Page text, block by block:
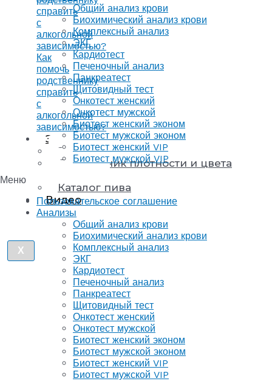
справить
с
алкогольной
зависимостью?
Как
помочь
родственнику
справить
с
алкогольной
зависимостью?
Энциклопедия
Энциклопедия напитков
Справочник плотности и цвета
Каталог пива
Видео
X
Общий анализ крови
Биохимический анализ крови
Комплексный анализ
ЭКГ
Кардиотест
Печеночный анализ
Панкреатест
Щитовидный тест
Онкотест женский
Онкотест мужской
Биотест женский эконом
Биотест мужской эконом
Биотест женский VIP
Биотест мужской VIP
Меню
Пользовательское соглашение
Анализы
Общий анализ крови
Биохимический анализ крови
Комплексный анализ
ЭКГ
Кардиотест
Печеночный анализ
Панкреатест
Щитовидный тест
Онкотест женский
Онкотест мужской
Биотест женский эконом
Биотест мужской эконом
Биотест женский VIP
Биотест мужской VIP